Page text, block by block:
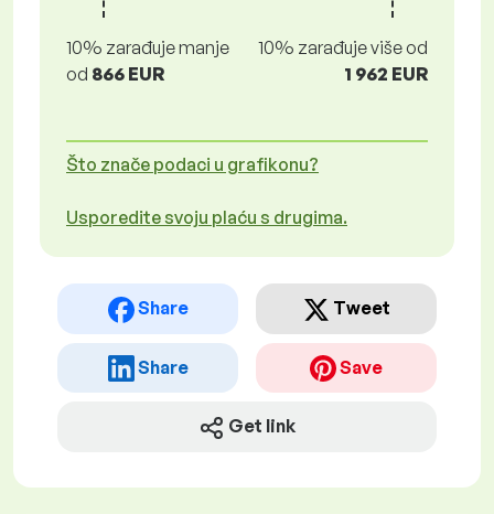
10% zarađuje manje
od 866 EUR
10% zarađuje više od
1 962 EUR
Što znače podaci u grafikonu?
Usporedite svoju plaću s drugima.
Share Tweet
Share Save
Get link